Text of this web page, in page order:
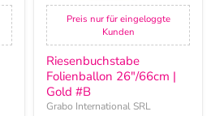
Preis nur für eingeloggte
Kunden
Riesenbuchstabe
Folienballon 26"/66cm |
Gold #B
Grabo International SRL